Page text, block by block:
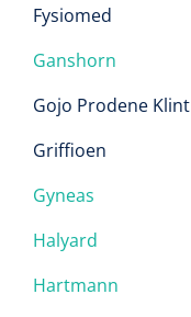
Fysiomed
Ganshorn
Gojo Prodene Klint
Griffioen
Gyneas
Halyard
Hartmann